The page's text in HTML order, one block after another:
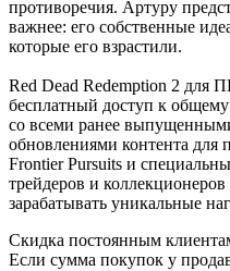
противоречия. Артуру
важнее: его собственные
которые его взрастили.
Red Dead Redemption 2 для
бесплатный доступ к
со всеми ранее
обновлениями контента для
Frontier Pursuits и
трейдеров и
зарабатывать уникальные
Скидка постоянным
Если сумма покупок у